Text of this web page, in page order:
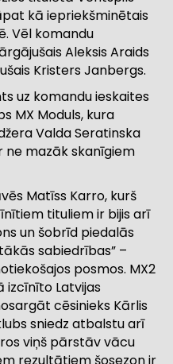
kā iepriekšminētais
Vēl komandu
Aleksis Araids
Kristers Janbergs.
uz komandu ieskaites
MX Moduls, kura
Valda Seratinska
mazāk skanīgiem
Matīss Karro, kurš
tituliem ir bijis arī
un šobrīd piedalās
sabiedrības” –
posmos. MX2
izcīnīto Latvijas
cēsinieks Kārlis
sniedz atbalstu arī
viņš pārstāv vācu